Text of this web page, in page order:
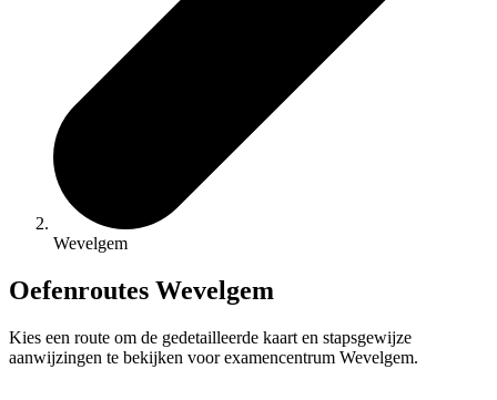
Wevelgem
Oefenroutes Wevelgem
Kies een route om de gedetailleerde kaart en stapsgewijze
aanwijzingen te bekijken voor examencentrum Wevelgem.